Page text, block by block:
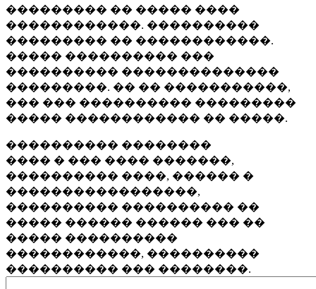
��������� �� ����� ����
������������. ����������
��������� �� ������������.
����� ���������� ���
���������� ��������������
���������. �� �� �����������,
��� ��� ���������� ���������
����� ������������ �� �����.
���������� ��������
���� � ��� ���� �������,
���������� ����, ������ �
�����������������,
���������� ���������� ��
����� ������ ������ ��� ��
����� ����������
������������, ����������
���������� ��� ��������.